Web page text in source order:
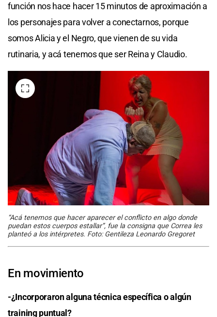
función nos hace hacer 15 minutos de aproximación a
los personajes para volver a conectarnos, porque
somos Alicia y el Negro, que vienen de su vida
rutinaria, y acá tenemos que ser Reina y Claudio.
“Acá tenemos que hacer aparecer el conflicto en algo donde
puedan estos cuerpos estallar”, fue la consigna que Correa les
planteó a los intérpretes. Foto: Gentileza Leonardo Gregoret
En movimiento
-¿Incorporaron alguna técnica específica o algún
training puntual?